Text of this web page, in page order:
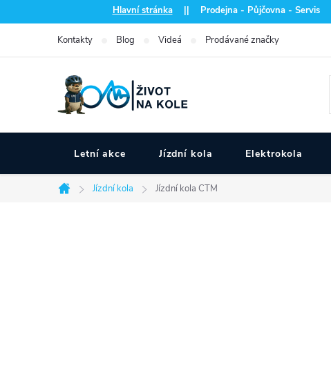
na
Hlavní stránka|| Prodejna - Půjčovna - Servis ||
Kontakty Blog Videá Prodávané značky
Letní akce Jízdní kola Elektrokola
Domů
Jízdní kola Jízdní kola CTM